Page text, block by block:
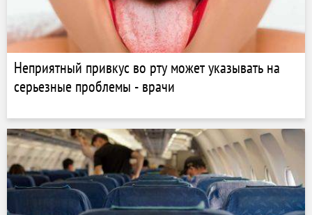
Неприятный привкус во рту может указывать на
серьезные проблемы - врачи